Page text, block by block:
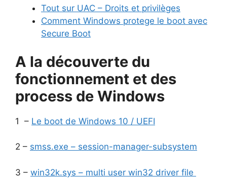
Tout sur UAC – Droits et privilèges
Comment Windows protege le boot avec
Secure Boot
A la découverte du
fonctionnement et des
process de Windows
1 – Le boot de Windows 10 / UEFI
2 – smss.exe – session-manager-subsystem
3 – win32k.sys – multi user win32 driver file